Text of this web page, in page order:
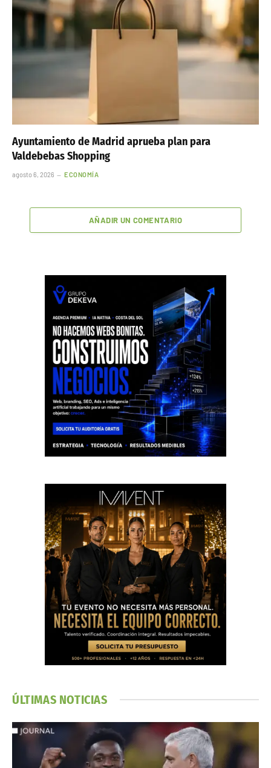
Ayuntamiento de Madrid aprueba plan para
Valdebebas Shopping
agosto 6, 2026 ECONOMÍA
AÑADIR UN COMENTARIO
ÚLTIMAS NOTICIAS